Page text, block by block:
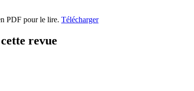
PDF pour le lire. Télécharger
revue